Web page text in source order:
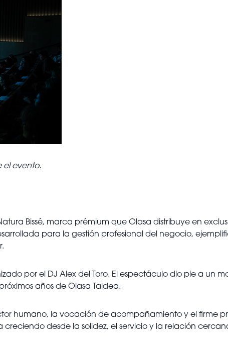
el evento.
Bissé, marca prémium que Olasa distribuye en
para la gestión profesional del negocio,
por el DJ Alex del Toro. El espectáculo dio pie a un
años de Olasa Taldea.
humano, la vocación de acompañamiento y el firme
desde la solidez, el servicio y la relación